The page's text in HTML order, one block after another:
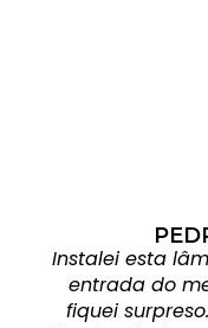
Instalei esta
entrada do
fiquei